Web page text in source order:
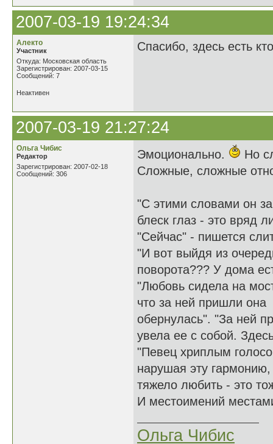
2007-03-19 19:24:34
Алекто
Участник
Откуда: Московская область
Зарегистрирован: 2007-03-15
Сообщений: 7
Спасибо, здесь есть
Неактивен
2007-03-19 21:27:24
Ольга Чибис
Редактор
Зарегистрирован: 2007-02-18
Сообщений: 306
Эмоционально.
Но
Сложные, сложные
"С этими словами он
блеск глаз - это вряд
"Сейчас" - пишется
"И вот выйдя из
поворота??? У дома
"Любовь сидела на
что за ней пришли она
обернулась". "За ней
увела ее с собой.
"Певец хриплым
нарушая эту
тяжело любить - это
И местоимений
Ольга Чибис